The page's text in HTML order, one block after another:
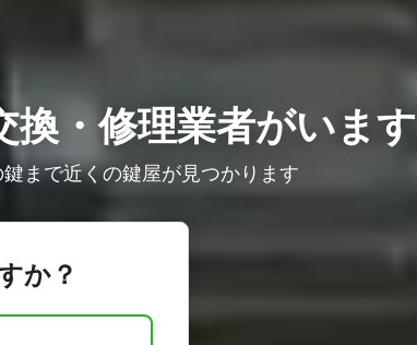
換・修理業者がいます
まで近くの鍵屋が見つかります
か？